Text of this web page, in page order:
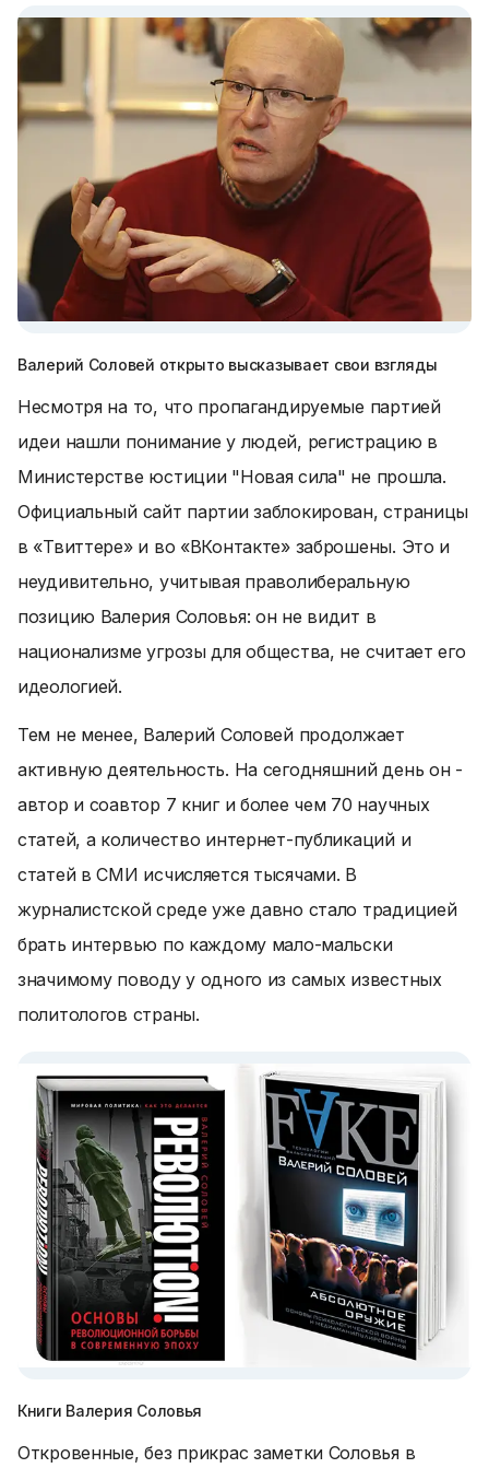
Валерий Соловей открыто высказывает свои взгляды
Несмотря на то, что пропагандируемые партией
идеи нашли понимание у людей, регистрацию в
Министерстве юстиции "Новая сила" не прошла.
Официальный сайт партии заблокирован, страницы
в «Твиттере» и во «ВКонтакте» заброшены. Это и
неудивительно, учитывая праволиберальную
позицию Валерия Соловья: он не видит в
национализме угрозы для общества, не считает его
идеологией.
Тем не менее, Валерий Соловей продолжает
активную деятельность. На сегодняшний день он -
автор и соавтор 7 книг и более чем 70 научных
статей, а количество интернет-публикаций и
статей в СМИ исчисляется тысячами. В
журналистской среде уже давно стало традицией
брать интервью по каждому мало-мальски
значимому поводу у одного из самых известных
политологов страны.
Книги Валерия Соловья
Откровенные, без прикрас заметки Соловья в